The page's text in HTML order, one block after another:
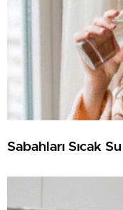
Sabahları Sıcak